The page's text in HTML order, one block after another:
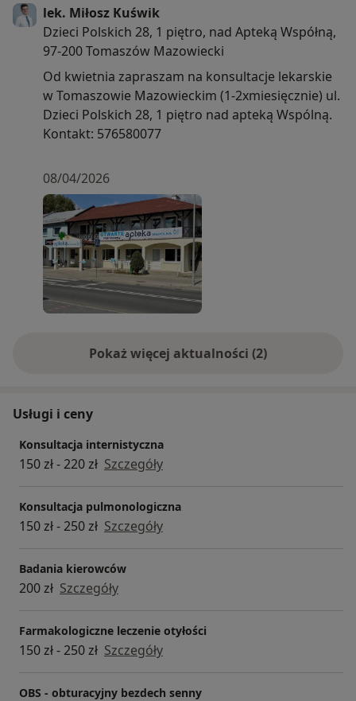
lek. Miłosz Kuświk
Dzieci Polskich 28, 1 piętro, nad Apteką Współną,
97-200 Tomaszów Mazowiecki
Od kwietnia zapraszam na konsultacje lekarskie
w Tomaszowie Mazowieckim (1-2xmiesięcznie) ul.
Dzieci Polskich 28, 1 piętro nad apteką Wspólną.
Kontakt: 576580077
08/04/2026
Pokaż więcej aktualności (2)
Usługi i ceny
Konsultacja internistyczna
150 zł - 220 zł Szczegóły
Konsultacja pulmonologiczna
150 zł - 250 zł Szczegóły
Badania kierowców
200 zł Szczegóły
Farmakologiczne leczenie otyłości
150 zł - 250 zł Szczegóły
OBS - obturacyjny bezdech senny